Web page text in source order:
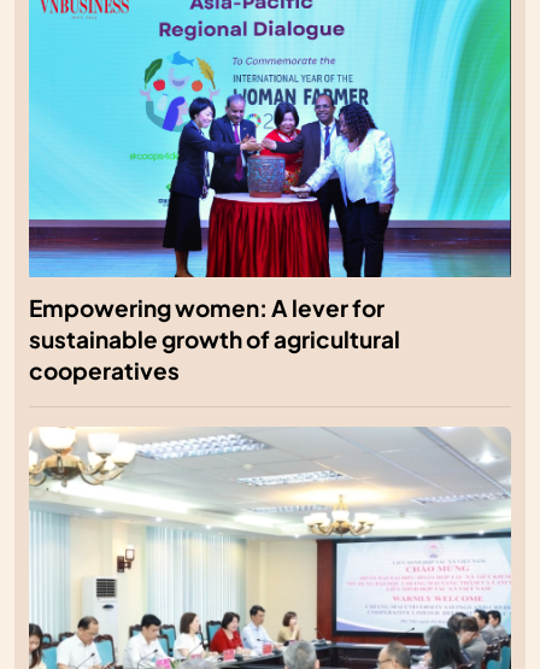
Empowering women: A lever for
sustainable growth of agricultural
cooperatives